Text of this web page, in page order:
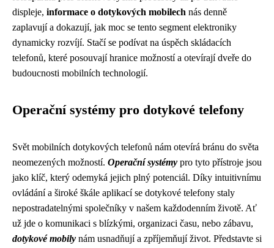
displeje, informace o dotykových mobilech nás denně
zaplavují a dokazují, jak moc se tento segment elektroniky
dynamicky rozvíjí. Stačí se podívat na úspěch skládacích
telefonů, které posouvají hranice možností a otevírají dveře do
budoucnosti mobilních technologií.
Operační systémy pro dotykové telefony
Svět mobilních dotykových telefonů nám otevírá bránu do světa
neomezených možností. Operační systémy pro tyto přístroje jsou
jako klíč, který odemyká jejich plný potenciál. Díky intuitivnímu
ovládání a široké škále aplikací se dotykové telefony staly
nepostradatelnými společníky v našem každodenním životě. Ať
už jde o komunikaci s blízkými, organizaci času, nebo zábavu,
dotykové mobily nám usnadňují a zpříjemňují život. Představte si